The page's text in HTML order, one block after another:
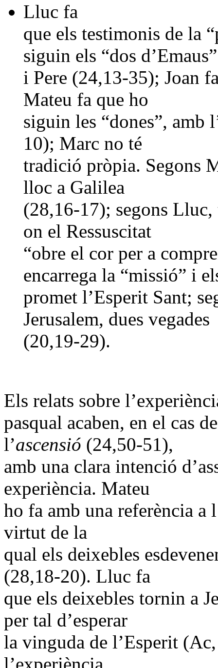
Lluc fa
que els testimonis de la
siguin els “dos d’Emaus”
i Pere (24,13-35); Joan
Mateu fa que ho
siguin les “dones”, amb
10); Marc no té
tradició pròpia. Segons
lloc a Galilea
(28,16-17); segons
on el Ressuscitat
“obre el cor per a
encarrega la “missió” i
promet l’Esperit Sant;
Jerusalem, dues vegades
(20,19-29).
Els relats sobre
pasqual acaben, en el cas
l’ascensió (24,50-51),
amb una clara intenció
experiència. Mateu
ho fa amb una referència a
virtut de la
qual els deixebles
(28,18-20). Lluc fa
que els deixebles tornin a
per tal d’esperar
la vinguda de l’Esperit
l’experiència